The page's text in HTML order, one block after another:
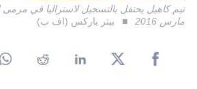
مارس 2016
بيتر باركس (اف ب)